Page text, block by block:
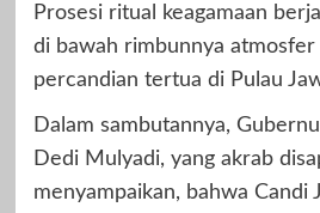
Prosesi ritual keagamaan
di bawah rimbunnya atmosfer
percandian tertua di Pulau
Dalam sambutannya,
Dedi Mulyadi, yang akrab
menyampaikan, bahwa Candi